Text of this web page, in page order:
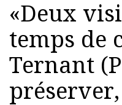
«Deux
temps de
Ternant